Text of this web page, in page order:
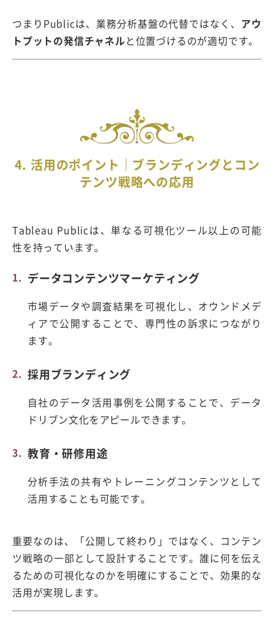
つまりPublicは、業務分析基盤の代替ではなく、 アウ
トプットの発信チャネルと位置づけるのが適切です。
4. 活用のポイント｜ブランディングとコン
テンツ戦略への応用
Tableau Publicは、単なる可視化ツール以上の可能
性を持っています。
データコンテンツマーケティング
市場データや調査結果を可視化し、オウンドメデ
ィアで公開することで、専門性の訴求につながり
ます。
採用ブランディング
自社のデータ活用事例を公開することで、データ
ドリブン文化をアピールできます。
教育・研修用途
分析手法の共有やトレーニングコンテンツとして
活用することも可能です。
重要なのは、「公開して終わり」ではなく、コンテン
ツ戦略の一部として設計することです。誰に何を伝え
るための可視化なのかを明確にすることで、効果的な
活用が実現します。